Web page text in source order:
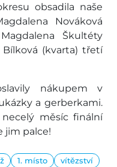
obsadila naše
Nováková
Škultéty
(kvarta) třetí
nákupem v
a gerberkami.
měsíc finální
jim palce!
1. místo vítězství